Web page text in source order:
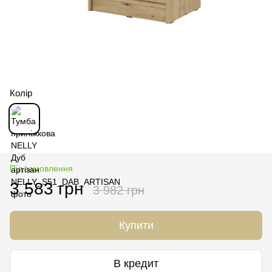
Колір
Під замовлення
3 583 грн 3 982 грн
Купити
В кредит